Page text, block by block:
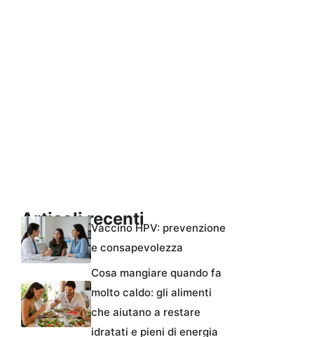
Articoli recentiVaccino HPV: prevenzione
e consapevolezza
Cosa mangiare quando fa
molto caldo: gli alimenti
che aiutano a restare
idratati e pieni di energia